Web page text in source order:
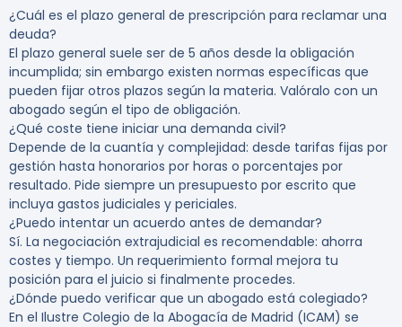
¿Cuál es el plazo general de prescripción para reclamar una
deuda?
El plazo general suele ser de 5 años desde la obligación
incumplida; sin embargo existen normas específicas que
pueden fijar otros plazos según la materia. Valóralo con un
abogado según el tipo de obligación.
¿Qué coste tiene iniciar una demanda civil?
Depende de la cuantía y complejidad: desde tarifas fijas por
gestión hasta honorarios por horas o porcentajes por
resultado. Pide siempre un presupuesto por escrito que
incluya gastos judiciales y periciales.
¿Puedo intentar un acuerdo antes de demandar?
Sí. La negociación extrajudicial es recomendable: ahorra
costes y tiempo. Un requerimiento formal mejora tu
posición para el juicio si finalmente procedes.
¿Dónde puedo verificar que un abogado está colegiado?
En el Ilustre Colegio de la Abogacía de Madrid (ICAM) se